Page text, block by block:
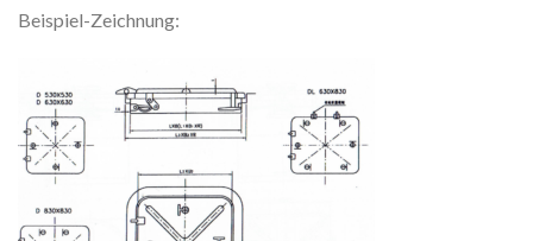
Beispiel-Zeichnung: